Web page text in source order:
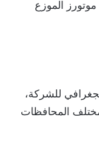
الموزع
للشركة،
المحافظات